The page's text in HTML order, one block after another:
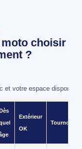
choisir
?
votre espace disponible
Extérieur
OK
Tournoi